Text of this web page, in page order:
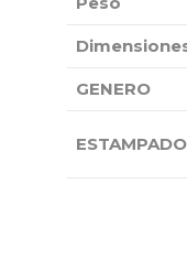
GENERO
ESTAMPADO